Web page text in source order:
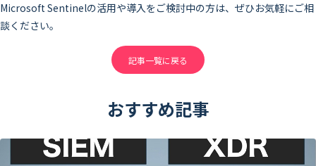
Microsoft Sentinelの活用や導入をご検討中の方は、ぜひお気軽にご相
談ください。
記事一覧に戻る
おすすめ記事